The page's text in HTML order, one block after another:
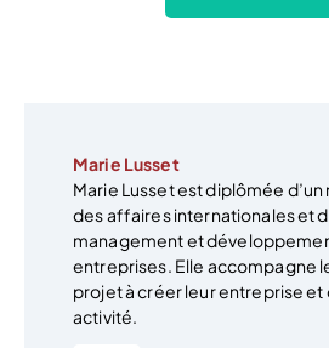
Marie Lusset
Marie Lusset est diplômée
des affaires internationales et
management et
entreprises. Elle accompagne
projet à créer leur entreprise
activité.